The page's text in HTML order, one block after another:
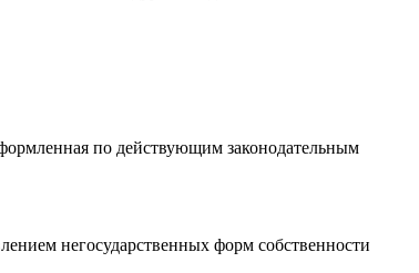
по действующим законодательным
негосударственных форм собственности